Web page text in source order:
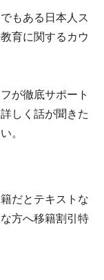
もある日本人ス
育に関するカウ
が徹底サポート
しく話が聞きた
。
だとテキストな
方へ移籍割引特